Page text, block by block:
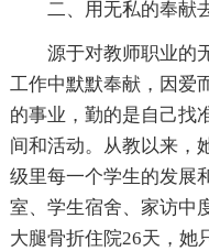
二、用无私的奉献
源于对教师职业的
工作中默默奉献，因爱
的事业，勤的是自己找
间和活动。从教以来，
级里每一个学生的发展
室、学生宿舍、家访中
大腿骨折住院26天，她